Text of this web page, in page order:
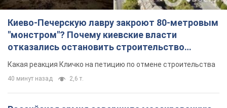
Киево-Печерскую лавру закроют 80-метровым
"монстром"? Почему киевские власти
отказались остановить строительство
небоскреба "московского верующего"
Какая реакция Кличко на петицию по отмене строительства
40 минут назад 2,6 т.